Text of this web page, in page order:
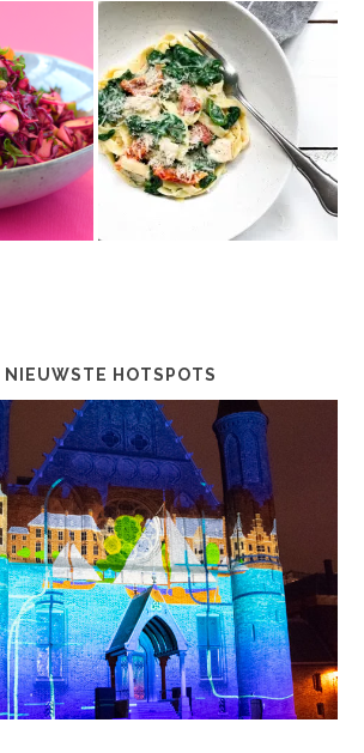
NIEUWSTE HOTSPOTS